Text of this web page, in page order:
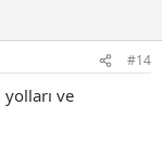
#14
ve